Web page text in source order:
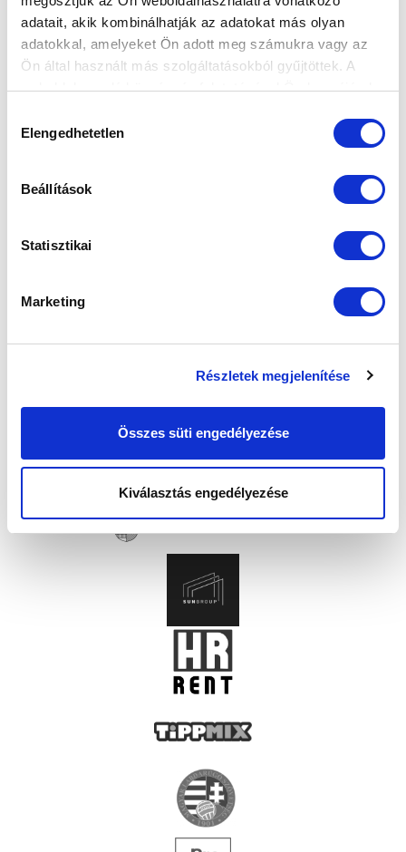
adatait, akik kombinálhatják az adatokat más olyan
adatokkal, amelyeket Ön adott meg számukra vagy az
Ön által használt más szolgáltatásokból gyűjtöttek. A
weboldalon való böngészés folytatásával Ön hozzájárul a
kiválasztása
Elengedhetetlen
Beállítások
Statisztikai
Marketing
Részletek megjelenítése
Összes süti engedélyezése
Kiválasztás engedélyezése
SZPONZOROK